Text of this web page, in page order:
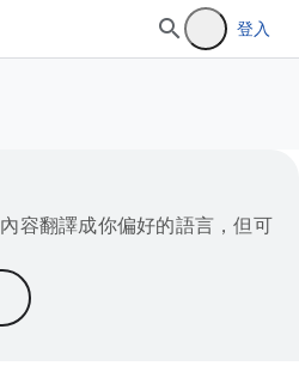
登入
容翻譯成你偏好的語言，但可